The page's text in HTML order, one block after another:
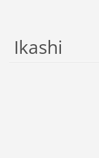
Ikashi